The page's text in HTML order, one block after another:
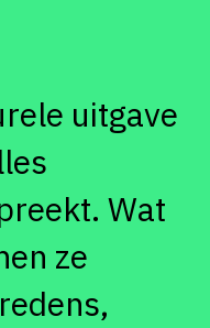
uitgave
Wat
ze